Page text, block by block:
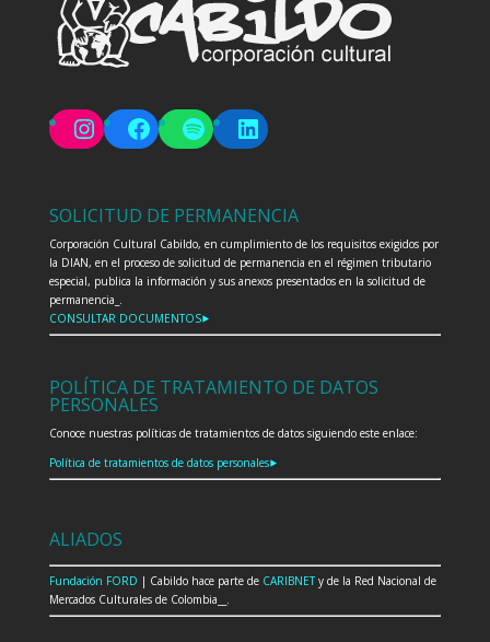
Instagram
FacebookSpotifyLinkedIn
SOLICITUD DE PERMANENCIA
Corporación Cultural Cabildo, en cumplimiento de los requisitos exigidos por
la DIAN, en el proceso de solicitud de permanencia en el régimen tributario
especial, publica la información y sus anexos presentados en la solicitud de
permanencia_.
CONSULTAR DOCUMENTOS⯈
POLÍTICA DE TRATAMIENTO DE DATOS
PERSONALES
Conoce nuestras políticas de tratamientos de datos siguiendo este enlace:
Política de tratamientos de datos personales⯈
ALIADOS
Fundación FORD | Cabildo hace parte de CARIBNETy de la Red Nacional de
Mercados Culturales de Colombia__.